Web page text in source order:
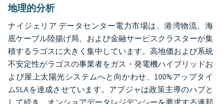
地理的分析
ナイジェリア データセンター電力市場は、港湾物流、海
底ケーブル陸揚げ局、および金融サービスクラスターが集
積するラゴスに大きく集中しています。高地価および系統
不安定性がラゴスの事業者をガス・発電機ハイブリッドお
よび屋上太陽光システムへと向かわせ、100%アップタイ
ムSLAを達成させています。アブジャは政策主導のハブと